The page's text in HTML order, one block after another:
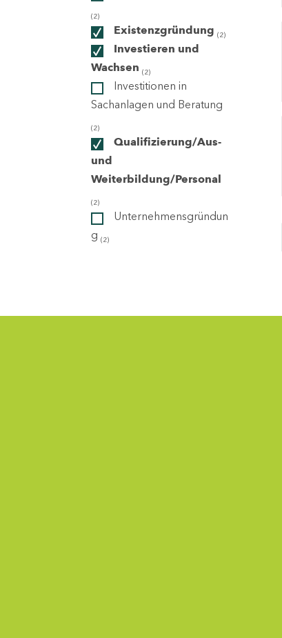
(2)
Existenzgründung (2)
Investieren und
Wachsen (2)
Investitionen in
Sachanlagen und Beratung
(2)
Qualifizierung/Aus-
und
Weiterbildung/Personal
(2)
Unternehmensgründun
g (2)